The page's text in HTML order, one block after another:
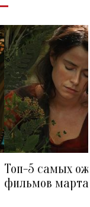
Топ-5 самых
фильмов